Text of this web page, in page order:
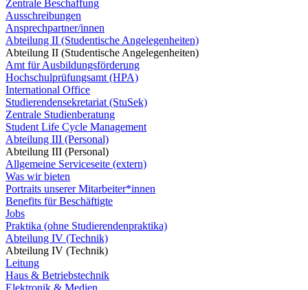
Zentrale Beschaffung
Ausschreibungen
Ansprechpartner/innen
Abteilung II (Studentische Angelegenheiten)
Abteilung II (Studentische Angelegenheiten)
Amt für Ausbildungsförderung
Hochschulprüfungsamt (HPA)
International Office
Studierendensekretariat (StuSek)
Zentrale Studienberatung
Student Life Cycle Management
Abteilung III (Personal)
Abteilung III (Personal)
Allgemeine Serviceseite (extern)
Was wir bieten
Portraits unserer Mitarbeiter*innen
Benefits für Beschäftigte
Jobs
Praktika (ohne Studierendenpraktika)
Abteilung IV (Technik)
Abteilung IV (Technik)
Leitung
Haus & Betriebstechnik
Elektronik & Medien